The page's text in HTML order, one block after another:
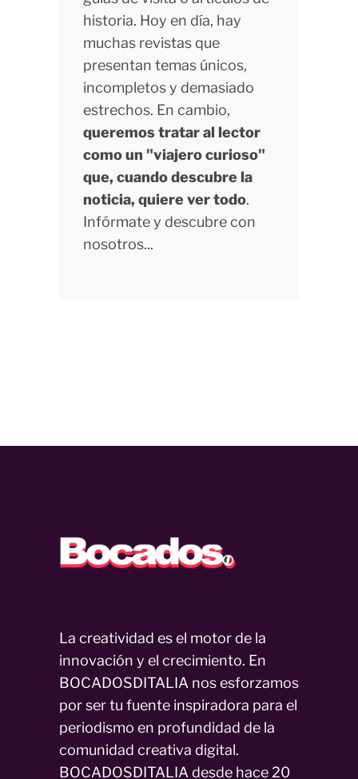
historia. Hoy en día, hay
muchas revistas que
presentan temas únicos,
incompletos y demasiado
estrechos. En cambio,
queremos tratar al lector
como un "viajero curioso"
que, cuando descubre la
noticia, quiere ver todo.
Infórmate y descubre con
nosotros...
La creatividad es el motor de la
innovación y el crecimiento. En
BOCADOSDITALIA nos esforzamos
por ser tu fuente inspiradora para el
periodismo en profundidad de la
comunidad creativa digital.
BOCADOSDITALIA desde hace 20